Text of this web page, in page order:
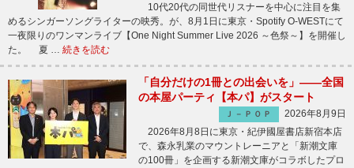
10代20代の同世代リスナーを中心に注目を集
めるシンガーソングライターの映秀。が、8月1日に東京・Spotify O-WESTにて
一夜限りのワンマンライブ【One Night Summer Live 2026 ～色祭～】を開催し
た。 夏 … 続きを読む
「自分だけの1冊との出会いを」――全国
の本屋パーティ【本パ】がスタート
Ｊ－ＰＯＰ
2026年8月9日
2026年8月8日に東京・紀伊國屋書店新宿本店
で、森永乳業のマウントレーニアと「新潮文庫
の100冊」を企画する新潮文庫がコラボしたプロ